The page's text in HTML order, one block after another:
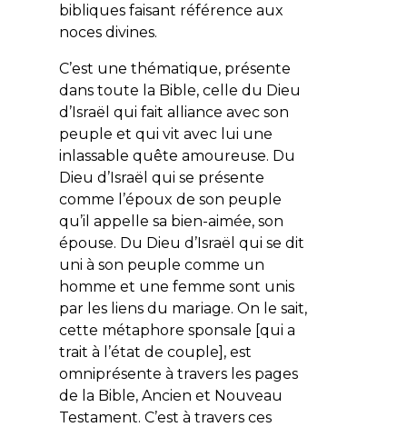
bibliques faisant référence aux
noces divines.
C’est une thématique, présente
dans toute la Bible, celle du Dieu
d’Israël qui fait alliance avec son
peuple et qui vit avec lui une
inlassable quête amoureuse. Du
Dieu d’Israël qui se présente
comme l’époux de son peuple
qu’il appelle sa bien-aimée, son
épouse. Du Dieu d’Israël qui se dit
uni à son peuple comme un
homme et une femme sont unis
par les liens du mariage. On le sait,
cette métaphore sponsale [qui a
trait à l’état de couple], est
omniprésente à travers les pages
de la Bible, Ancien et Nouveau
Testament. C’est à travers ces